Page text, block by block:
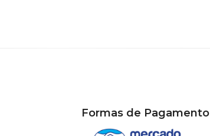
Formas de Pagamento